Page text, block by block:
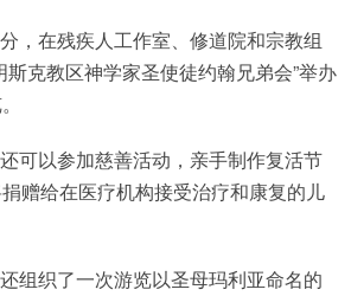
，在残疾人工作室、修道院和宗教组
斯克教区神学家圣使徒约翰兄弟会”举办
可以参加慈善活动，亲手制作复活节
赠给在医疗机构接受治疗和康复的儿
组织了一次游览以圣母玛利亚命名的